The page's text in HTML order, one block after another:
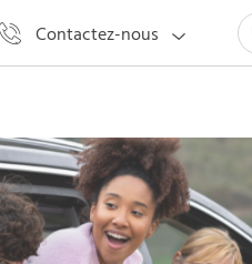
Contactez-nous